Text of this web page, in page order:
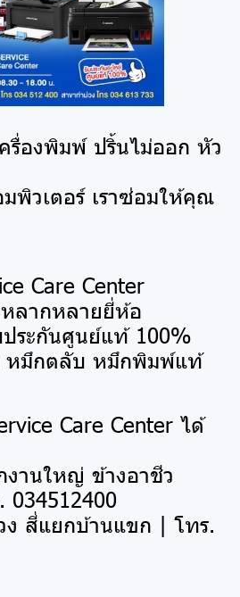
ครื่องพิมพ์ ปริ้นไม่ออก หัว
พิวเตอร์ เราซ่อมให้คุณ
Care Center
ลากหลายยี่ห้อ
ระกันศูนย์แท้ 100%
หมึกตลับ หมึกพิมพ์แท้
Care Center ได้
งานใหญ่ ข้างอาชีว
ง สี่แยกบ้านแขก | โทร.